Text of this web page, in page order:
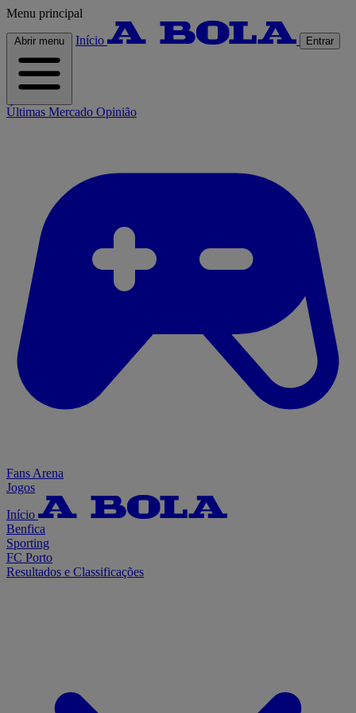
Menu principal
Abrir menu Início Entrar
Últimas Mercado Opinião
Fans Arena
Jogos
Início
Benfica
Sporting
FC Porto
Resultados e Classificações